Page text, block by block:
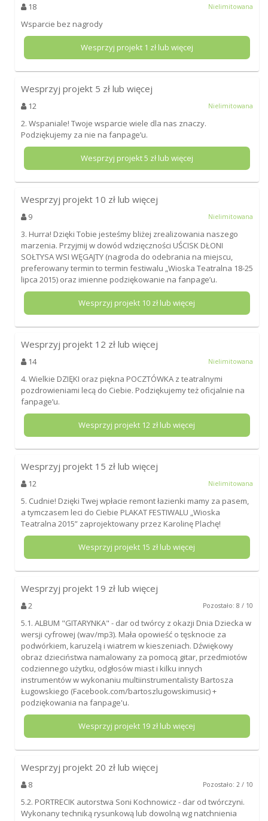
18 Nielimitowana
Wsparcie bez nagrody
Wesprzyj projekt 1 zł lub więcej
Wesprzyj projekt 5 zł lub więcej
12 Nielimitowana
2. Wspaniale! Twoje wsparcie wiele dla nas znaczy.
Podziękujemy za nie na fanpage’u.
Wesprzyj projekt5 zł lub więcej
Wesprzyj projekt 10 zł lub więcej
9 Nielimitowana
3. Hurra! Dzięki Tobie jesteśmy bliżej zrealizowania naszego
marzenia. Przyjmij w dowód wdzięczności UŚCISK DŁONI
SOŁTYSA WSI WĘGAJTY (nagroda do odebrania na miejscu,
preferowany termin to termin festiwalu „Wioska Teatralna 18-25
lipca 2015) oraz imienne podziękowanie na fanpage’u.
Wesprzyj projekt 10 zł lub więcej
Wesprzyj projekt 12 zł lub więcej
14 Nielimitowana
4. Wielkie DZIĘKI oraz piękna POCZTÓWKA z teatralnymi
pozdrowieniami lecą do Ciebie. Podziękujemy też oficjalnie na
fanpage’u.
Wesprzyj projekt 12 zł lub więcej
Wesprzyj projekt 15 zł lub więcej
12 Nielimitowana
5. Cudnie! Dzięki Twej wpłacie remont łazienki mamy za pasem,
a tymczasem leci do Ciebie PLAKAT FESTIWALU „Wioska
Teatralna 2015” zaprojektowany przez Karolinę Plachę!
Wesprzyj projekt 15 zł lub więcej
Wesprzyj projekt 19 zł lub więcej
2 Pozostało: 8 / 10
5.1. ALBUM "GITARYNKA" - dar od twórcy z okazji Dnia Dziecka w
wersji cyfrowej (wav/mp3). Mała opowieść o tęsknocie za
podwórkiem, karuzelą i wiatrem w kieszeniach. Dźwiękowy
obraz dzieciństwa namalowany za pomocą gitar, przedmiotów
codziennego użytku, odgłosów miast i kilku innych
instrumentów w wykonaniu multiinstrumentalisty Bartosza
Ługowskiego (Facebook.com/bartoszlugowskimusic) +
podziękowania na fanpage'u.
Wesprzyj projekt 19 zł lub więcej
Wesprzyj projekt 20 zł lub więcej
8 Pozostało: 2 / 10
5.2. PORTRECIK autorstwa Soni Kochnowicz - dar od twórczyni.
Wykonany techniką rysunkową lub dowolną wg natchnienia